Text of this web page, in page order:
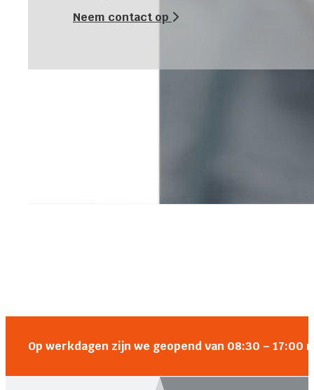
Neem contact op
Op werkdagen zijn we geopend van 08:30 –